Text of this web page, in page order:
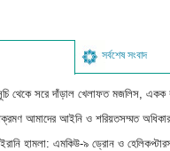
সর্বশেষ সংবাদ
থেকে সরে দাঁড়াল খেলাফত মজলিস, একক
আমাদের আইনি ও শরিয়তসম্মত অধিকার
ইরানি হামলা: এমকিউ-৯ ড্রোন ও